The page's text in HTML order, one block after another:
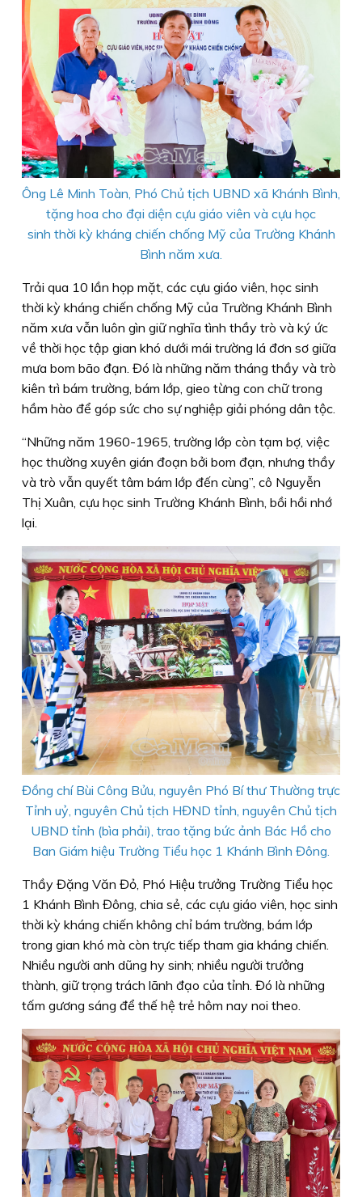
Ông Lê Minh Toàn, Phó Chủ tịch UBND xã Khánh Bình,
tặng hoa cho đại diện cựu giáo viên và cựu học
sinh thời kỳ kháng chiến chống Mỹ của Trường Khánh
Bình năm xưa.
Trải qua 10 lần họp mặt, các cựu giáo viên, học sinh
thời kỳ kháng chiến chống Mỹ của Trường Khánh Bình
năm xưa vẫn luôn gìn giữ nghĩa tình thầy trò và ký ức
về thời học tập gian khó dưới mái trường lá đơn sơ giữa
mưa bom bão đạn. Đó là những năm tháng thầy và trò
kiên trì bám trường, bám lớp, gieo từng con chữ trong
hầm hào để góp sức cho sự nghiệp giải phóng dân tộc.
“Những năm 1960-1965, trường lớp còn tạm bợ, việc
học thường xuyên gián đoạn bởi bom đạn, nhưng thầy
và trò vẫn quyết tâm bám lớp đến cùng”, cô Nguyễn
Thị Xuân, cựu học sinh Trường Khánh Bình, bồi hồi nhớ
lại.
Đồng chí Bùi Công Bửu, nguyên Phó Bí thư Thường trực
Tỉnh uỷ, nguyên Chủ tịch HĐND tỉnh, nguyên Chủ tịch
UBND tỉnh (bìa phải), trao tặng bức ảnh Bác Hồ cho
Ban Giám hiệu Trường Tiểu học 1 Khánh Bình Đông.
Thầy Đặng Văn Đỏ, Phó Hiệu trưởng Trường Tiểu học
1 Khánh Bình Đông, chia sẻ, các cựu giáo viên, học sinh
thời kỳ kháng chiến không chỉ bám trường, bám lớp
trong gian khó mà còn trực tiếp tham gia kháng chiến.
Nhiều người anh dũng hy sinh; nhiều người trưởng
thành, giữ trọng trách lãnh đạo của tỉnh. Đó là những
tấm gương sáng để thế hệ trẻ hôm nay noi theo.